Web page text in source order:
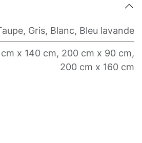
, Gris, Blanc, Bleu lavande
x 140 cm, 200 cm x 90 cm,
200 cm x 160 cm